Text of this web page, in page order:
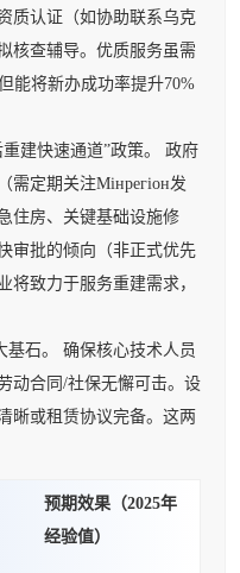
质认证（如协助联系乌克
核查辅导。优质服务虽需
能将新办成功率提升70%
建快速通道”政策。 政府
需定期关注Мінрегіон发
住房、关键基础设施修
审批的倾向（非正式优先
将致力于服务重建需求，
石。 确保核心技术人员
动合同/社保无懈可击。设
晰或租赁协议完备。这两
预期效果（2025年
经验值）